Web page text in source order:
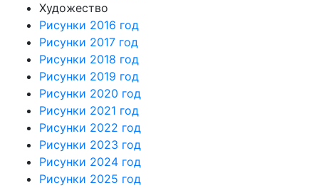
Художество
Рисунки 2016 год
Рисунки 2017 год
Рисунки 2018 год
Рисунки 2019 год
Рисунки 2020 год
Рисунки 2021 год
Рисунки 2022 год
Рисунки 2023 год
Рисунки 2024 год
Рисунки 2025 год